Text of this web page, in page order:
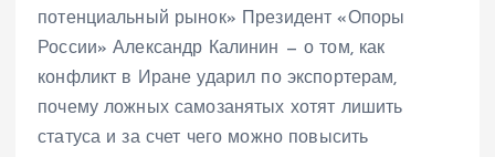
потенциальный рынок» Президент «Опоры
России» Александр Калинин — о том, как
конфликт в Иране ударил по экспортерам,
почему ложных самозанятых хотят лишить
статуса и за счет чего можно повысить